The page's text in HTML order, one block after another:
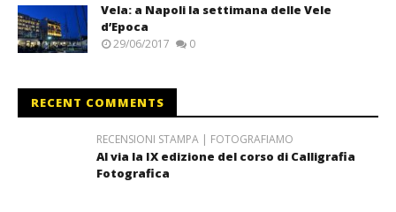
Vela: a Napoli la settimana delle Vele
d’Epoca
29/06/2017 0
RECENT COMMENTS
RECENSIONI STAMPA | FOTOGRAFIAMO
Al via la IX edizione del corso di Calligrafia
Fotografica